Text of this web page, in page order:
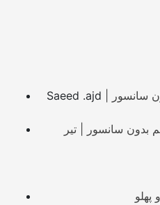
Saeed .ajd
سانسور |
بدون سانسور | تیر
پهلو